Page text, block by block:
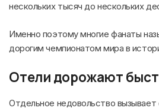
нескольких тысяч до нескольких
Именно поэтому многие фанаты
дорогим чемпионатом мира в
Отели дорожают
Отдельное недовольство вызывает